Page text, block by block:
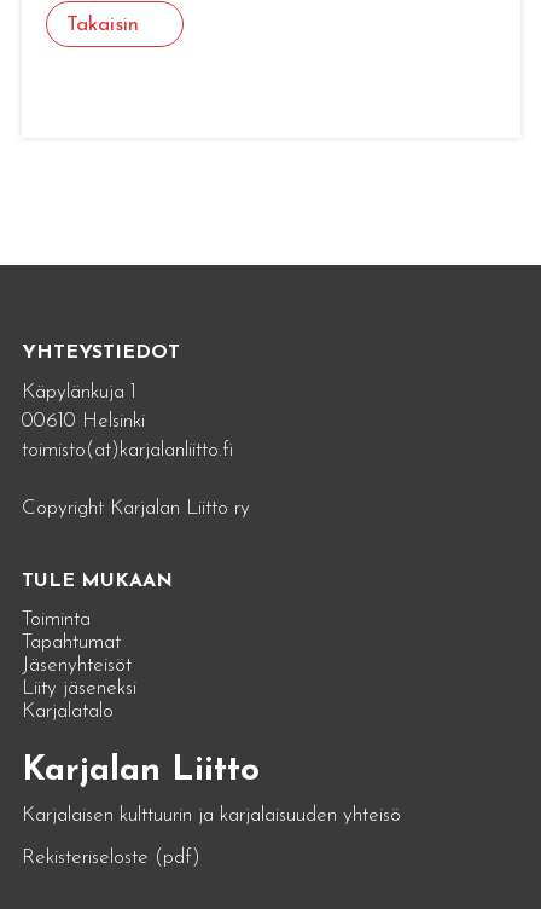
Takaisin
YHTEYSTIEDOT
Käpylänkuja 1
00610 Helsinki
toimisto(at)karjalanliitto.fi
Copyright Karjalan Liitto ry
TULE MUKAAN
Toiminta
Tapahtumat
Jäsenyhteisöt
Liity jäseneksi
Karjalatalo
Karjalan Liitto
Karjalaisen kulttuurin ja karjalaisuuden yhteisö
Rekisteriseloste (pdf)